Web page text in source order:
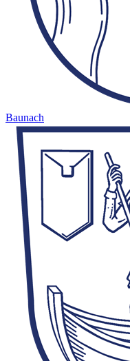
Baunach